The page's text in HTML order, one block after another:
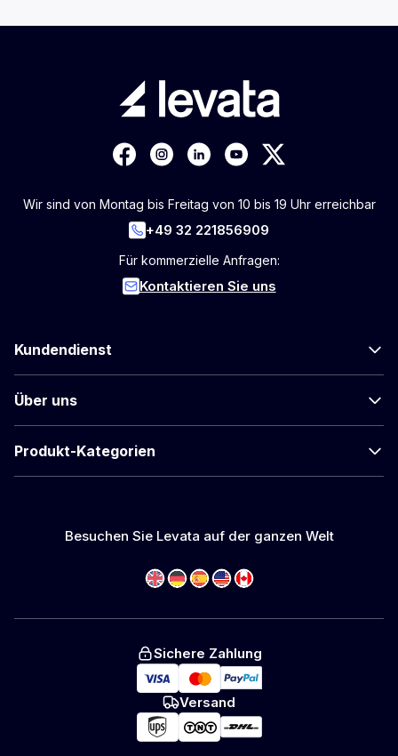
Wir sind von Montag bis Freitag von 10 bis 19 Uhr erreichbar
+49 32 221856909
Für kommerzielle Anfragen:
Kontaktieren Sie uns
Kundendienst
Über uns
Produkt-Kategorien
Besuchen Sie Levata auf der ganzen Welt
Sichere Zahlung
Versand